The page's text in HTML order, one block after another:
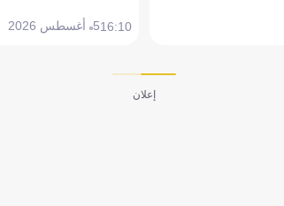
16:105 أغسطس 2026
إعلان